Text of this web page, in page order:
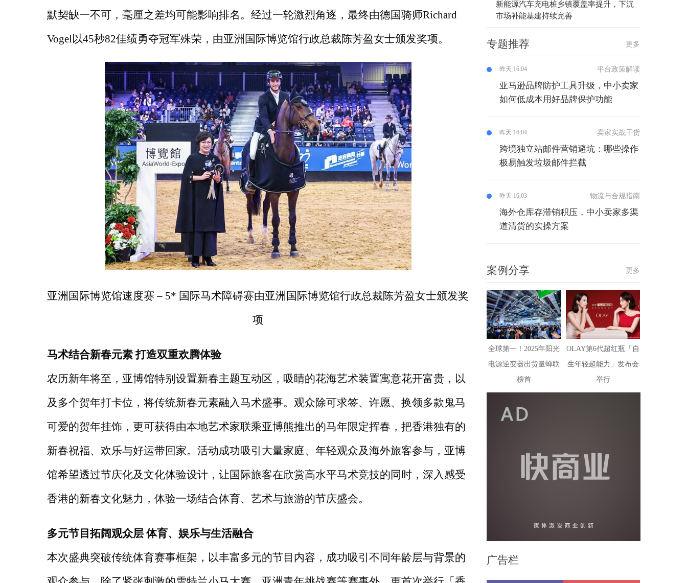
默契缺一不可，毫厘之差均可能影响排名。经过一轮激烈角逐，最终由德国骑师Richard
Vogel以45秒82佳绩勇夺冠军殊荣，由亚洲国际博览馆行政总裁陈芳盈女士颁发奖项。
亚洲国际博览馆速度赛 – 5* 国际马术障碍赛由亚洲国际博览馆行政总裁陈芳盈女士颁发奖
项
马术结合新春元素 打造双重欢腾体验
农历新年将至，亚博馆特别设置新春主题互动区，吸睛的花海艺术装置寓意花开富贵，以
及多个贺年打卡位，将传统新春元素融入马术盛事。观众除可求签、许愿、换领多款鬼马
可爱的贺年挂饰，更可获得由本地艺术家联乘亚博熊推出的马年限定挥春，把香港独有的
新春祝福、欢乐与好运带回家。活动成功吸引大量家庭、年轻观众及海外旅客参与，亚博
馆希望透过节庆化及文化体验设计，让国际旅客在欣赏高水平马术竞技的同时，深入感受
香港的新春文化魅力，体验一场结合体育、艺术与旅游的节庆盛会。
多元节目拓阔观众层 体育、娱乐与生活融合
本次盛典突破传统体育赛事框架，以丰富多元的节目内容，成功吸引不同年龄层与背景的
新能源汽车充电桩乡镇覆盖率提升，下沉
市场补能基建持续完善
专题推荐 更多
昨天 16:04 平台政策解读
亚马逊品牌防护工具升级，中小卖家
如何低成本用好品牌保护功能
昨天 16:04 卖家实战干货
跨境独立站邮件营销避坑：哪些操作
极易触发垃圾邮件拦截
昨天 16:03 物流与合规指南
海外仓库存滞销积压，中小卖家多渠
道清货的实操方案
案例分享 更多
全球第一！2025年阳光
电源逆变器出货量蝉联
榜首
OLAY第6代超红瓶「自
生年轻超能力」发布会
举行
广告栏